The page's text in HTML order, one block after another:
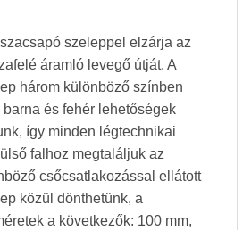
szeleppel elzárja az
áramló levegő útját. A
három különböző színben
barna és fehér lehetőségek
így minden légtechnikai
falhoz megtaláljuk az
csőcsatlakozással ellátott
közül dönthetünk, a
a következők: 100 mm,